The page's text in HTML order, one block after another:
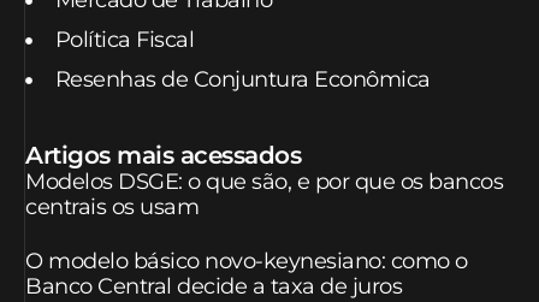
Política Fiscal
Resenhas de Conjuntura Econômica
Artigos mais acessados
Modelos DSGE: o que são, e por que os bancos
centrais os usam
O modelo básico novo-keynesiano: como o
Banco Central decide a taxa de juros